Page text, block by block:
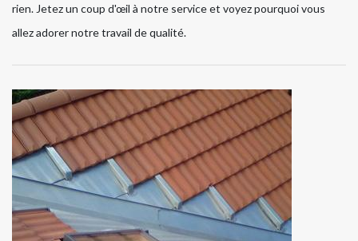
rien. Jetez un coup d'œil à notre service et voyez pourquoi vous
allez adorer notre travail de qualité.